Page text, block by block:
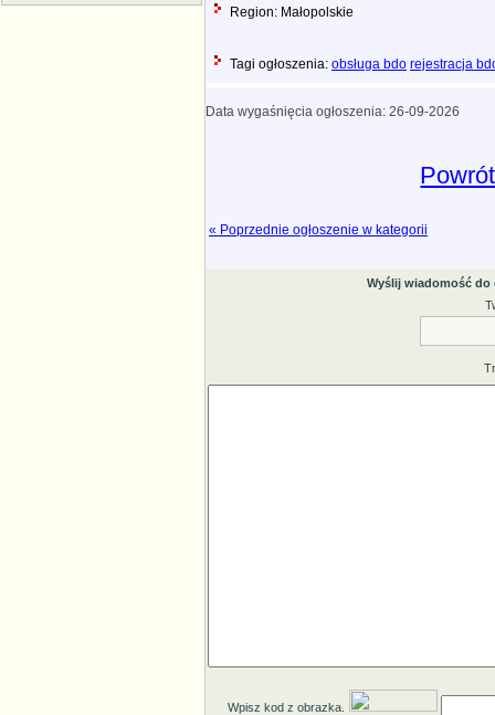
Region: Małopolskie
Tagi ogłoszenia: obsługa bdo rejestracja
Data wygaśnięcia ogłoszenia: 26-09-2026
« Poprzednie ogłoszenie w kategorii
Wyślij wiadomość
Wpisz kod z obrazka.